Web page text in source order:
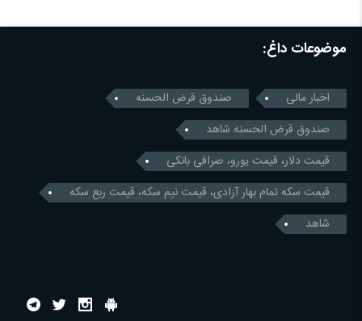
موضوعات داغ:
اخبار مالی
صندوق قرض الحسنه
صندوق قرض الحسنه شاهد
قیمت دلار، قیمت یورو، صرافی بانکی
قیمت سکه تمام بهار آزادی، قیمت نیم سکه، قیمت ربع سکه
شاهد